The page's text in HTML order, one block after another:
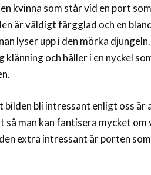
kvinna som står vid en port
är väldigt färgglad och en
lyser upp i den mörka
klänning och håller i en nyckel
bilden bli intressant enligt oss är
så man kan fantisera mycket om
extra intressant är porten